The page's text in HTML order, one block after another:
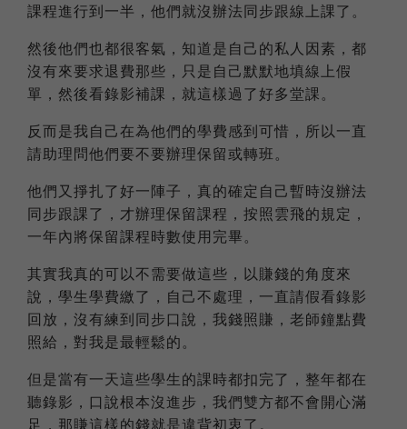
課程進行到一半，他們就沒辦法同步跟線上課了。
然後他們也都很客氣，知道是自己的私人因素，都
沒有來要求退費那些，只是自己默默地填線上假
單，然後看錄影補課，就這樣過了好多堂課。
反而是我自己在為他們的學費感到可惜，所以一直
請助理問他們要不要辦理保留或轉班。
他們又掙扎了好一陣子，真的確定自己暫時沒辦法
同步跟課了，才辦理保留課程，按照雲飛的規定，
一年內將保留課程時數使用完畢。
其實我真的可以不需要做這些，以賺錢的角度來
說，學生學費繳了，自己不處理，一直請假看錄影
回放，沒有練到同步口說，我錢照賺，老師鐘點費
照給，對我是最輕鬆的。
但是當有一天這些學生的課時都扣完了，整年都在
聽錄影，口說根本沒進步，我們雙方都不會開心滿
足，那賺這樣的錢就是違背初衷了。